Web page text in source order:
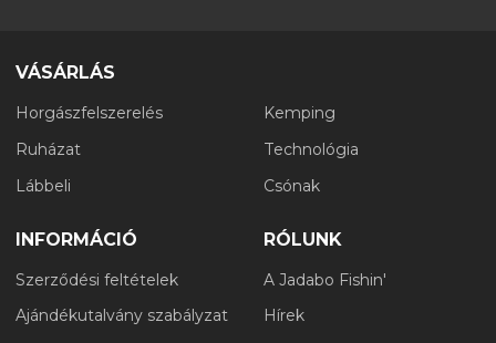
VÁSÁRLÁS
Horgászfelszerelés
Ruházat
Lábbeli
Kemping
Technológia
Csónak
INFORMÁCIÓ
Szerződési feltételek
Ajándékutalvány szabályzat
RÓLUNK
A Jadabo Fishin'
Hírek